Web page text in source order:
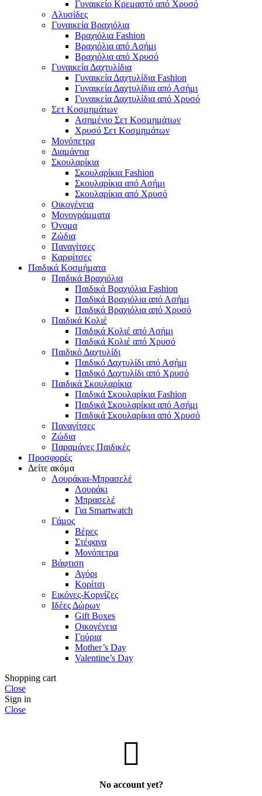
Γυναικείο Κρεμαστό από Χρυσό
Αλυσίδες
Γυναικεία Βραχιόλια
Βραχιόλια Fashion
Βραχιόλια από Ασήμι
Βραχιόλια από Χρυσό
Γυναικεία Δαχτυλίδια
Γυναικεία Δαχτυλίδια Fashion
Γυναικεία Δαχτυλίδια από Ασήμι
Γυναικεία Δαχτυλίδια από Χρυσό
Σετ Κοσμημάτων
Ασημένιο Σετ Κοσμημάτων
Χρυσό Σετ Κοσμημάτων
Μονόπετρα
Διαμάντια
Σκουλαρίκια
Σκουλαρίκια Fashion
Σκουλαρίκια από Ασήμι
Σκουλαρίκια από Χρυσό
Οικογένεια
Μονογράμματα
Όνομα
Ζώδια
Παναγίτσες
Καρφίτσες
Παιδικά Κοσμήματα
Παιδικά Βραχιόλια
Παιδικά Βραχιόλια Fashion
Παιδικά Βραχιόλια από Ασήμι
Παιδικά Βραχιόλια από Χρυσό
Παιδικά Κολιέ
Παιδικά Κολιέ από Ασήμι
Παιδικά Κολιέ από Χρυσό
Παιδικό Δαχτυλίδι
Παιδικό Δαχτυλίδι από Ασήμι
Παιδικό Δαχτυλίδι από Χρυσό
Παιδικά Σκουλαρίκια
Παιδικά Σκουλαρίκια Fashion
Παιδικά Σκουλαρίκια από Ασήμι
Παιδικά Σκουλαρίκια από Χρυσό
Παναγίτσες
Ζώδια
Παραμάνες Παιδικές
Προσφορές
Δείτε ακόμα
Λουράκια-Μπρασελέ
Λουράκι
Μπρασελέ
Για Smartwatch
Γάμος
Βέρες
Στέφανα
Μονόπετρα
Βάφτιση
Αγόρι
Κορίτσι
Εικόνες-Κορνίζες
Ιδέες Δώρων
Gift Boxes
Οικογένεια
Γούρια
Mother’s Day
Valentine’s Day
Shopping cart
Close
Sign in
Close
No account yet?